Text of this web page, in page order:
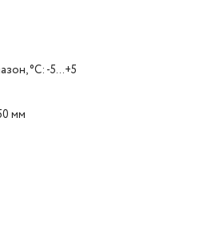
°C: -5...+5
мм